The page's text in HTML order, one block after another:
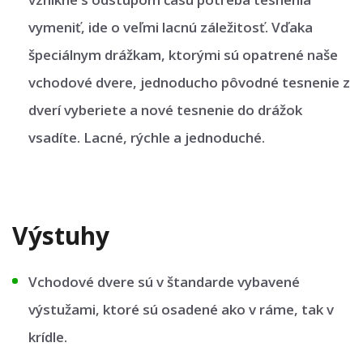
vymeniť, ide o veľmi lacnú záležitosť. Vďaka
špeciálnym drážkam, ktorými sú opatrené naše
vchodové dvere, jednoducho pôvodné tesnenie z
dverí vyberiete a nové tesnenie do drážok
vsadíte. Lacné, rýchle a jednoduché.
Výstuhy
Vchodové dvere sú v štandarde vybavené
výstužami, ktoré sú osadené ako v ráme, tak v
krídle.